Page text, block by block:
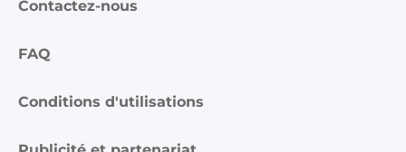
Contactez-nous
FAQ
Conditions d'utilisations